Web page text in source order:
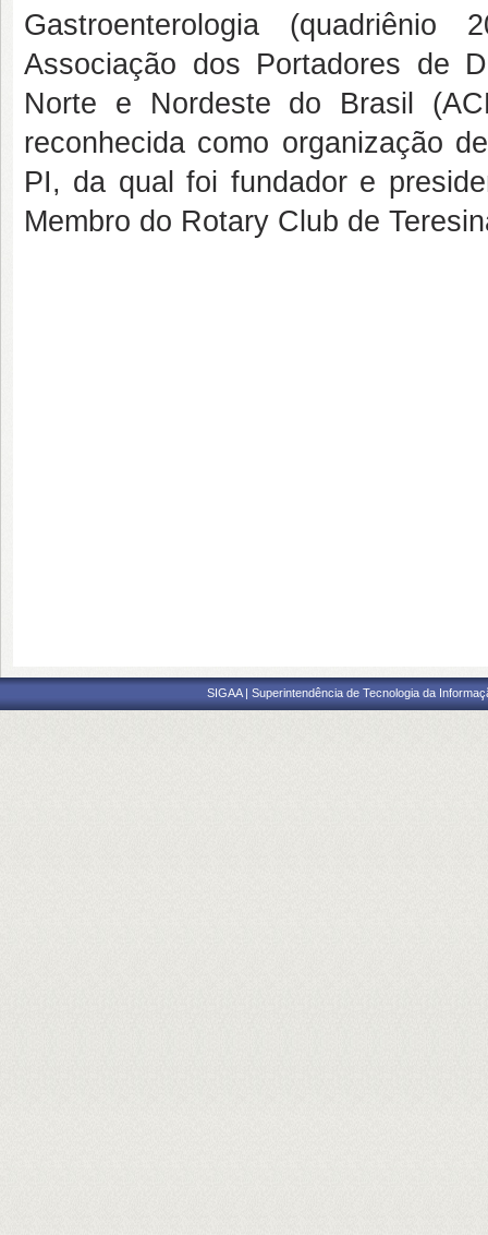
Gastroenterologia (quadriênio
Associação dos Portadores de
Norte e Nordeste do Brasil
reconhecida como organização
PI, da qual foi fundador e
Membro do Rotary Club de
SIGAA | Superintendência de Tecnologia da